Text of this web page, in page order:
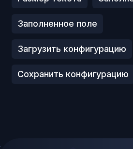
Заполненное поле
Загрузить конфигурацию
Сохранить конфигурацию